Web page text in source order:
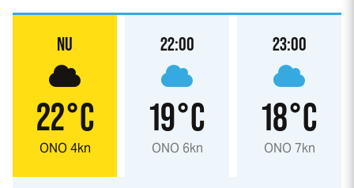
NU
22°C
ONO 4kn
22:00
19°C
ONO 6kn
23:00
18°C
ONO 7kn